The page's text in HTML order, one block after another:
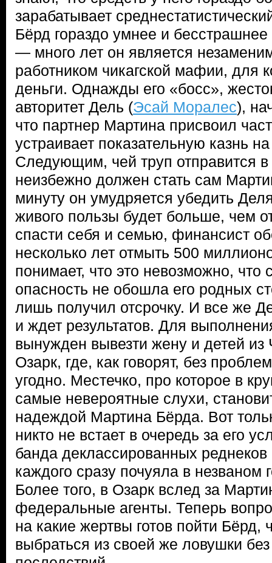
зарабатывает
Бёрд гораздо умнее и бесстрашнее
— много лет он является
работником чикагской мафии, для
деньги. Однажды его «босс»,
авторитет Дель (Эсай Моралес),
что партнер Мартина присвоил
устраивает показательную казнь
Следующим, чей труп отправится в
неизбежно должен стать сам
минуту он умудряется убедить
живого пользы будет больше, чем
спасти себя и семью, финансист
несколько лет отмыть 500
понимает, что это невозможно, что
опасность не обошла его родных
лишь получил отсрочку. И все же
и ждет результатов. Для
вынужден вывезти жену и детей из
Озарк, где, как говорят, без
угодно. Местечко, про которое в
самые невероятные слухи,
надеждой Мартина Бёрда. Вот
никто не встает в очередь за его
банда деклассированных реднеков
каждого сразу почуяла в незваном
Более того, в Озарк вслед за
федеральные агенты. Теперь
на какие жертвы готов пойти Бёрд,
выбраться из своей же ловушки без